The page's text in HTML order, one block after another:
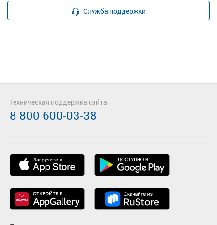
Служба поддержки
Техническая поддержка сайта
8 800 600-03-38